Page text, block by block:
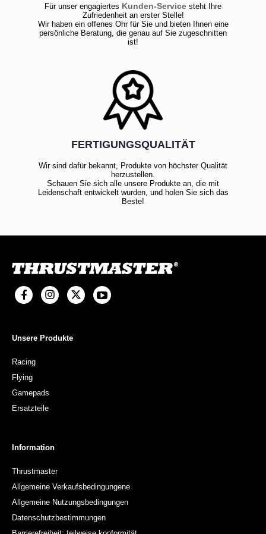
Für unser engagiertes Kunden-Service steht Ihre
Zufriedenheit an erster Stelle!
Wir haben ein offenes Ohr für Sie und bieten Ihnen eine
persönliche Beratung, die genau auf Sie zugeschnitten
ist!
FERTIGUNGSQUALITÄT
Wir sind dafür bekannt, Produkte von höchster Qualität
herzustellen.
Schauen Sie sich alle unsere Produkte an, die mit
Leidenschaft entwickelt wurden, und holen Sie sich das
Beste!
Unsere Produkte
Racing
Flying
Gamepads
Ersatzteile
Information
Thrustmaster
Allgemeine Verkaufsbedingungene
Allgemeine Nutzungsbedingungen
Datenschutzbestimmungen